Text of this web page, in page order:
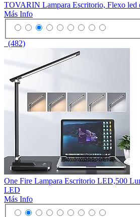
TOVARIN Lampara Escritorio, Flexo led
Más Info
(482)
One Fire Lampara Escritorio LED,500
LED
Más Info